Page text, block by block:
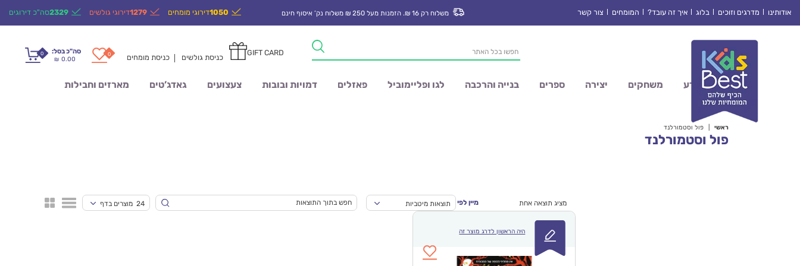
אודותינו מדרגים וזוכים בלוג איך זה עובד? המומחים צור קשר משלוח רק 16 ₪. הזמנות מעל 250 ₪ משלוח נק’ איסוף חינם 1050דירוגי מומחים 1279דירוגי גולשים 2329סה"כ דירוגים
Products
search
GIFT CARD כניסת גולשים כניסת מומחים 0
0 סה"כ בסל:
₪ 0.00
מדע משחקים יצירה ספרים בנייה והרכבה לגו ופליימוביל פאזלים דמויות ובובות צעצועים גאדג’טים מארזים וחבילות
ראשי פול וסטמורלנד
פול וסטמורלנד
מציג תוצאה אחת מיין לפי תוצאות מיטביות 24 מוצרים בדף
היה הראשון לדרג מוצר זה